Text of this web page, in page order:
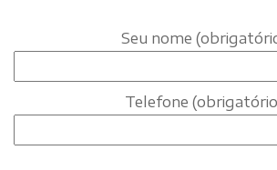
Seu nome
Telefone